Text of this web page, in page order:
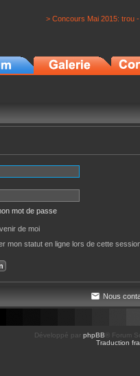
> Concours Mai 2015: trou
mot de passe
de moi
mon statut en ligne lors de cette
Nous
Développé par phpBB ® Forum
Traduction